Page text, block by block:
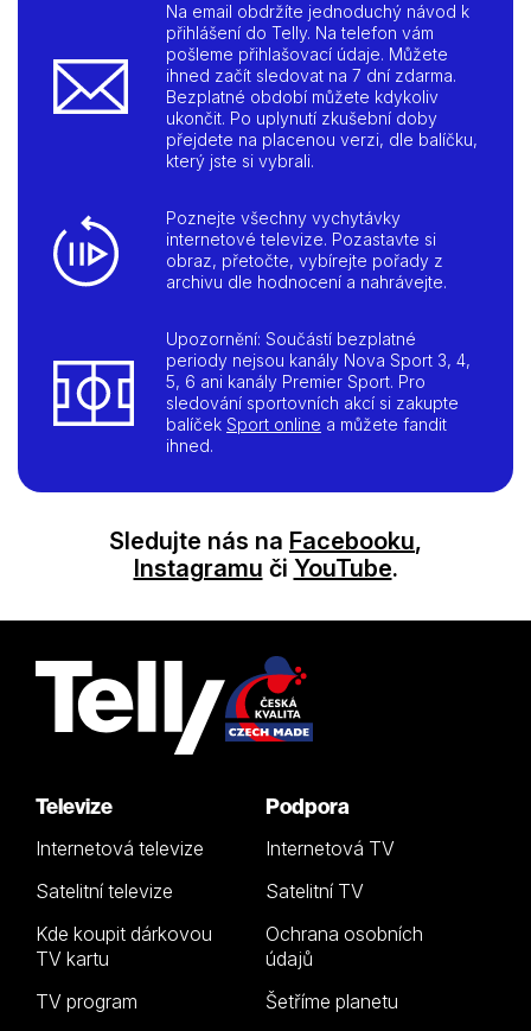
Na email obdržíte jednoduchý návod k
přihlášení do Telly. Na telefon vám
pošleme přihlašovací údaje. Můžete
ihned začít sledovat na 7 dní zdarma.
Bezplatné období můžete kdykoliv
ukončit. Po uplynutí zkušební doby
přejdete na placenou verzi, dle balíčku,
který jste si vybrali.
Poznejte všechny vychytávky
internetové televize. Pozastavte si
obraz, přetočte, vybírejte pořady z
archivu dle hodnocení a nahrávejte.
Upozornění: Součástí bezplatné
periody nejsou kanály Nova Sport 3, 4,
5, 6 ani kanály Premier Sport. Pro
sledování sportovních akcí si zakupte
balíček Sport online a můžete fandit
ihned.
Sledujte nás na Facebooku,
Instagramu či YouTube.
Televize
Internetová televize
Satelitní televize
Kde koupit dárkovou
TV kartu
TV program
Podpora
Internetová TV
Satelitní TV
Ochrana osobních
údajů
Šetříme planetu